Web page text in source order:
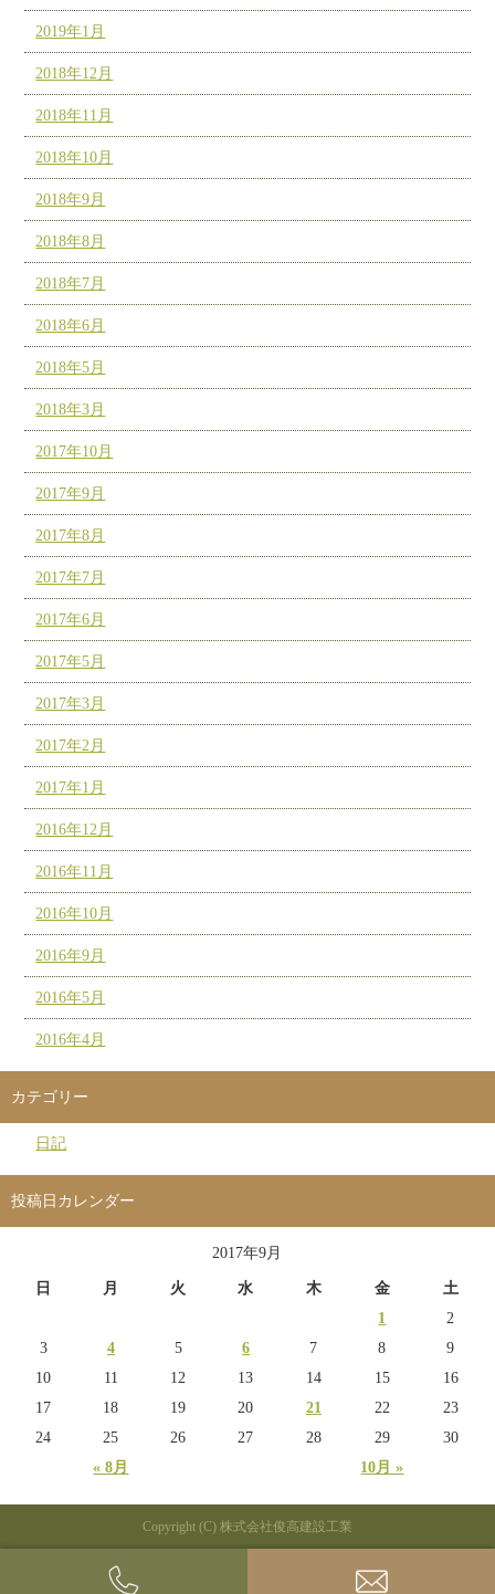
2019年1月
2018年12月
2018年11月
2018年10月
2018年9月
2018年8月
2018年7月
2018年6月
2018年5月
2018年3月
2017年10月
2017年9月
2017年8月
2017年7月
2017年6月
2017年5月
2017年3月
2017年2月
2017年1月
2016年12月
2016年11月
2016年10月
2016年9月
2016年5月
2016年4月
カテゴリー
日記
投稿日カレンダー
2017年9月
日 月 火 水 木 金 土
« 8月 10月 »
1
2
3
4 5 6 7 8
9
10
11 12 13 14 15
16
17
18 19 20 21 22
23
24
25 26 27 28 29 30
Copyright (C) 株式会社俊高建設工業